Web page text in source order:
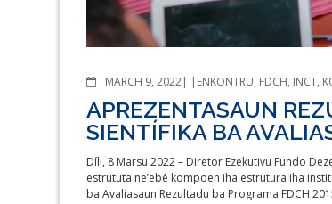
MARCH 9, 2022 COMMENTS
ENKONTRU, FDCH, INCT,
APREZENTASAUN
SIENTÍFIKA BA
Díli, 8 Marsu 2022 – Diretor Ezekutivu Fundo
estrututa ne’ebé kompoen iha estrutura iha
ba Avaliasaun Rezultadu ba Programa FDCH